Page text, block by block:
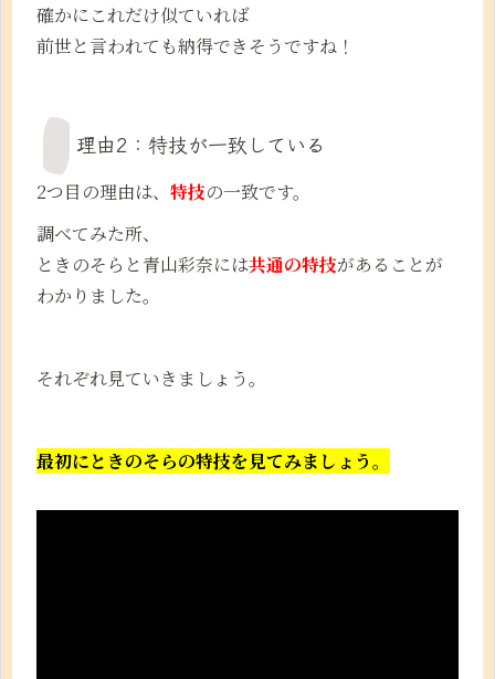
確かにこれだけ似ていれば
前世と言われても納得できそうですね！
理由2：特技が一致している
2つ目の理由は、 特技の一致です。
調べてみた所、
ときのそらと青山彩奈には共通の特技があることが
わかりました。
それぞれ見ていきましょう。
最初にときのそらの特技を見てみましょう。